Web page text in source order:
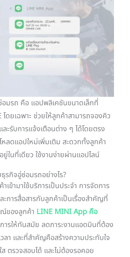
มรถ คือ แอปพลิเคชันขนาดเล็กที่
ดยเฉพาะ ช่วยให้ลูกค้าสามารถจองคิว
ะรับการแจ้งเตือนต่าง ๆ ได้โดยตรง
ลดแอปใหม่เพิ่มเติม สะดวกทั้งลูกค้า
ในที่เดียว ใช้งานง่ายผ่านแอปไลน์
กิจอู่ซ่อมรถอย่างไร?
ข้ามาใช้บริการเป็นประจำ การจัดการ
การสื่อสารกับลูกค้าเป็นเรื่องสำคัญที่
ของลูกค้า LINE MINI App คือ
ารให้ทันสมัย ลดภาระงานแอดมินที่ต้อง
า และที่สำคัญคือสร้างความประทับใจ
ตรวจสอบได้ และไม่ต้องรอคอย